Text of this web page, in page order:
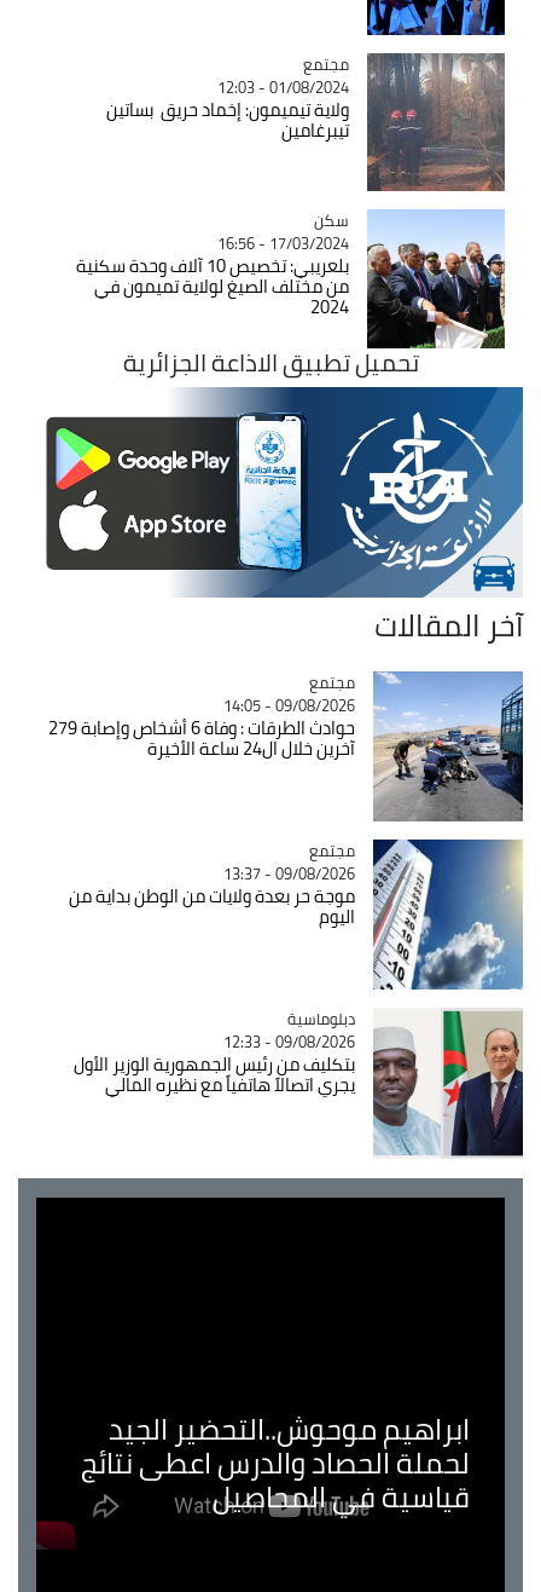
Catégorie
مجتمع
01/08/2024 - 12:03
ولاية تيميمون: إخماد حريق بساتين
تيبرغامين
Catégorie
سكن
17/03/2024 - 16:56
بلعريبي: تخصيص 10 آلاف وحدة سكنية
من مختلف الصيغ لولاية تميمون في
2024
تحميل تطبيق الاذاعة الجزائرية
آخر المقالات
Catégorie
مجتمع
09/08/2026 - 14:05
حوادث الطرقات : وفاة 6 أشخاص وإصابة 279
آخرين خلال ال24 ساعة الأخيرة
Catégorie
مجتمع
09/08/2026 - 13:37
موجة حر بعدة ولايات من الوطن بداية من
اليوم
Catégorie
دبلوماسية
09/08/2026 - 12:33
بتكليف من رئيس الجمهورية الوزير الأول
يجري اتصالاً هاتفياً مع نظيره المالي
ابراهيم موحوش..التحضير الجيد
لحملة الحصاد والدرس اعطى نتائج
قياسية في المحاصيل